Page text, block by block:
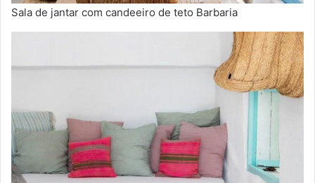
Sala de jantar com candeeiro de teto Barbaria